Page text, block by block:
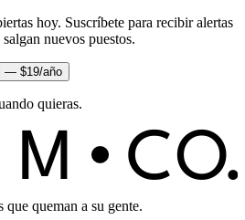
hoy. Suscríbete para recibir alertas
nuevos puestos.
— $19/año
quieras.
ALM C O.
que queman a su gente.